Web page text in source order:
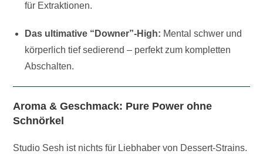
für Extraktionen.
Das ultimative “Downer”-High: Mental schwer und
körperlich tief sedierend – perfekt zum kompletten
Abschalten.
Aroma & Geschmack: Pure Power ohne
Schnörkel
Studio Sesh ist nichts für Liebhaber von Dessert-Strains.